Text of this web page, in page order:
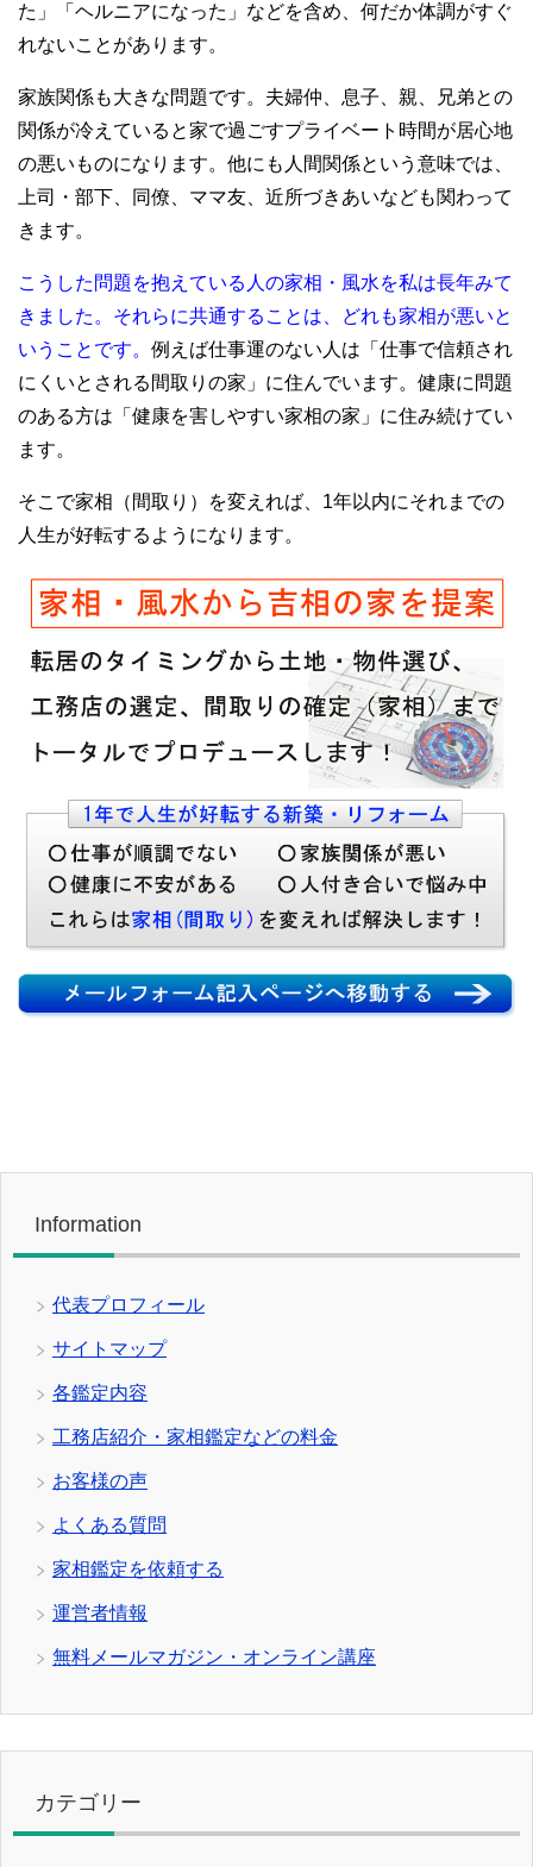
た」「ヘルニアになった」などを含め、何だか体調がすぐ
れないことがあります。
家族関係も大きな問題です。夫婦仲、息子、親、兄弟との
関係が冷えていると家で過ごすプライベート時間が居心地
の悪いものになります。他にも人間関係という意味では、
上司・部下、同僚、ママ友、近所づきあいなども関わって
きます。
こうした問題を抱えている人の家相・風水を私は長年みて
きました。それらに共通することは、どれも家相が悪いと
いうことです。 例えば仕事運のない人は「仕事で信頼され
にくいとされる間取りの家」に住んでいます。健康に問題
のある方は「健康を害しやすい家相の家」に住み続けてい
ます。
そこで家相（間取り）を変えれば、1年以内にそれまでの
人生が好転するようになります。
Information
代表プロフィール
サイトマップ
各鑑定内容
工務店紹介・家相鑑定などの料金
お客様の声
よくある質問
家相鑑定を依頼する
運営者情報
無料メールマガジン・オンライン講座
カテゴリー